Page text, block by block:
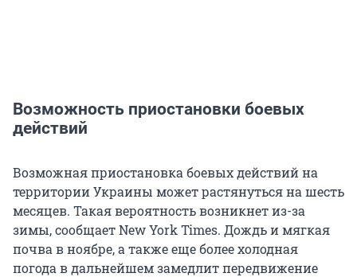
Возможность приостановки боевых
действий
Возможная приостановка боевых действий на
территории Украины может растянуться на шесть
месяцев. Такая вероятность возникнет из-за
зимы, сообщает New York Times. Дождь и мягкая
почва в ноябре, а также еще более холодная
погода в дальнейшем замедлит передвижение